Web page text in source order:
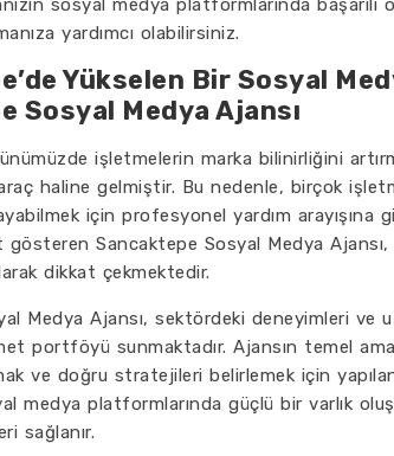
sosyal medya platformlarında başarılı
yardımcı olabilirsiniz.
Yükselen Bir Sosyal
Sosyal Medya Ajansı
işletmelerin marka bilinirliğini
haline gelmiştir. Bu nedenle, birçok
için profesyonel yardım arayışına
Sancaktepe Sosyal Medya
dikkat çekmektedir.
Medya Ajansı, sektördeki deneyimleri ve
portföyü sunmaktadır. Ajansın temel
ve doğru stratejileri belirlemek için
medya platformlarında güçlü bir varlık
sağlanır.